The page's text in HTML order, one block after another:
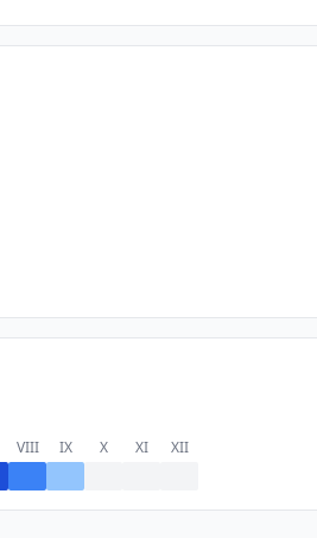
VIII IX X XI
XII